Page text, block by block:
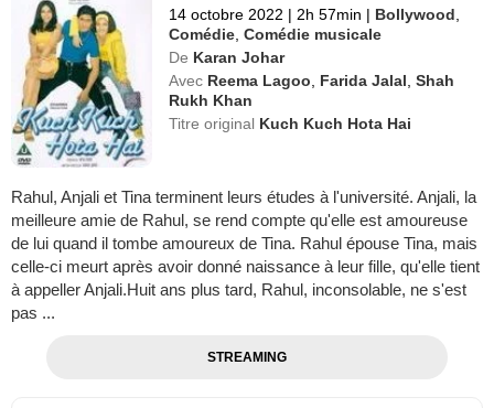
14 octobre 2022 | 2h 57min | Bollywood
Comédie ,Comédie musicale
De Karan Johar
Avec Reema Lagoo Farida Jalal ,Shah
Rukh Khan
Titre original Kuch Kuch Hota Hai
Rahul, Anjali et Tina terminent leurs études à l'université. Anjali, la
meilleure amie de Rahul, se rend compte qu'elle est amoureuse
de lui quand il tombe amoureux de Tina. Rahul épouse Tina, mais
celle-ci meurt après avoir donné naissance à leur fille, qu'elle tient
à appeller Anjali.Huit ans plus tard, Rahul, inconsolable, ne s'est
pas ...
STREAMING